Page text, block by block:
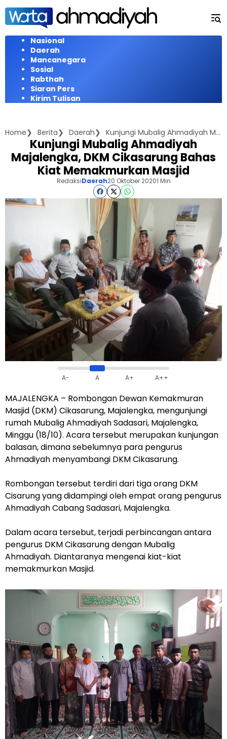
Langsung
konten
Nasional
Daerah
Mancanegara
Sosial
Rabthah
Siaran Pers
Kirim Tulisan
Home Berita Daerah Kunjungi Mubalig Ahmadiyah Majalengka, DKM Cikasarung Bahas Kiat Memakmurkan Masjid
Kunjungi Mubalig Ahmadiyah
Majalengka, DKM Cikasarung Bahas
Kiat Memakmurkan Masjid
RedaksiDaerah20 Oktober 20201 Min
A- A A+ A++
MAJALENGKA – Rombongan Dewan Kemakmuran
Masjid (DKM) Cikasarung, Majalengka, mengunjungi
rumah Mubalig Ahmadiyah Sadasari, Majalengka,
Minggu (18/10). Acara tersebut merupakan kunjungan
balasan, dimana sebelumnya para pengurus
Ahmadiyah menyambangi DKM Cikasarung.
Rombongan tersebut terdiri dari tiga orang DKM
Cisarung yang didampingi oleh empat orang pengurus
Ahmadiyah Cabang Sadasari, Majalengka.
Dalam acara tersebut, terjadi perbincangan antara
pengurus DKM Cikasarung dengan Mubalig
Ahmadiyah. Diantaranya mengenai kiat-kiat
memakmurkan Masjid.